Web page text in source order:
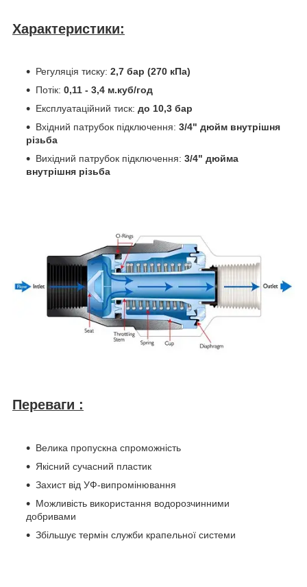
Характеристики:
Регуляція тиску: 2,7 бар (270 кПа)
Потік: 0,11 - 3,4 м.куб/год
Експлуатаційний тиск: до 10,3 бар
Вхідний патрубок підключення: 3/4" дюйм внутрішня
різьба
Вихідний патрубок підключення: 3/4" дюйма
внутрішня різьба
Переваги :
Велика пропускна спроможність
Якісний сучасний пластик
Захист від УФ-випромінювання
Можливість використання водорозчинними
добривами
Збільшує термін служби крапельної системи